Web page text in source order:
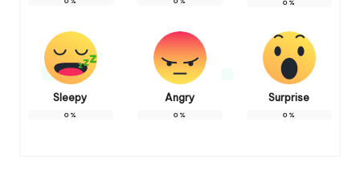
0%
Sleepy
0%
Angry
0%
Surprise
0%